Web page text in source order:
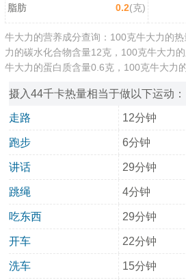
脂肪 0.2(克)
牛大力的营养成分查询：100克牛大力的
力的碳水化合物含量12克，100克牛大力
牛大力的蛋白质含量0.6克，100克牛大力
摄入44千卡热量相当于做以下运动：
走路 12分钟
跑步 6分钟
讲话 29分钟
跳绳 4分钟
吃东西 29分钟
开车 22分钟
洗车 15分钟